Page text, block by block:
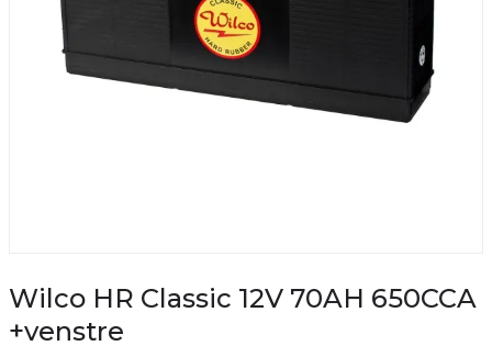
Wilco HR Classic 12V 70AH 650CCA
+venstre